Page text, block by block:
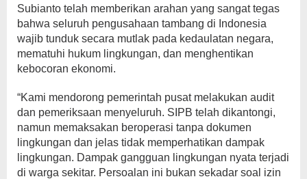
Subianto telah memberikan arahan yang sangat tegas
bahwa seluruh pengusahaan tambang di Indonesia
wajib tunduk secara mutlak pada kedaulatan negara,
mematuhi hukum lingkungan, dan menghentikan
kebocoran ekonomi.
“Kami mendorong pemerintah pusat melakukan audit
dan pemeriksaan menyeluruh. SIPB telah dikantongi,
namun memaksakan beroperasi tanpa dokumen
lingkungan dan jelas tidak memperhatikan dampak
lingkungan. Dampak gangguan lingkungan nyata terjadi
di warga sekitar. Persoalan ini bukan sekadar soal izin